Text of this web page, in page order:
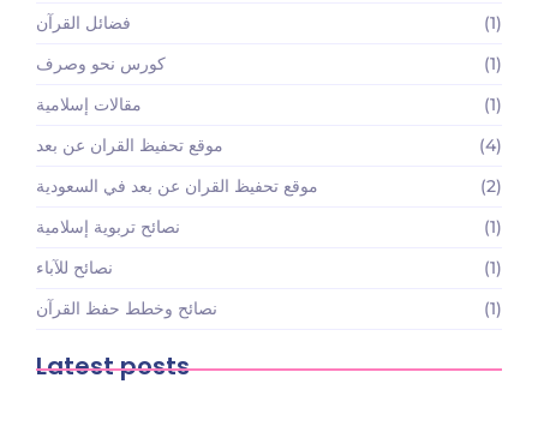
فضائل القرآن
(1)
كورس نحو وصرف
(1)
مقالات إسلامية
(1)
موقع تحفيظ القران عن بعد
(4)
موقع تحفيظ القران عن بعد في السعودية
(2)
نصائح تربوية إسلامية
(1)
نصائح للآباء
(1)
نصائح وخطط حفظ القرآن
(1)
Latest posts